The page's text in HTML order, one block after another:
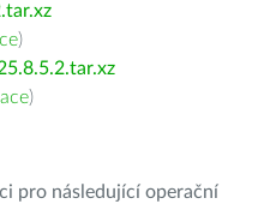
)
)
pro následující operační